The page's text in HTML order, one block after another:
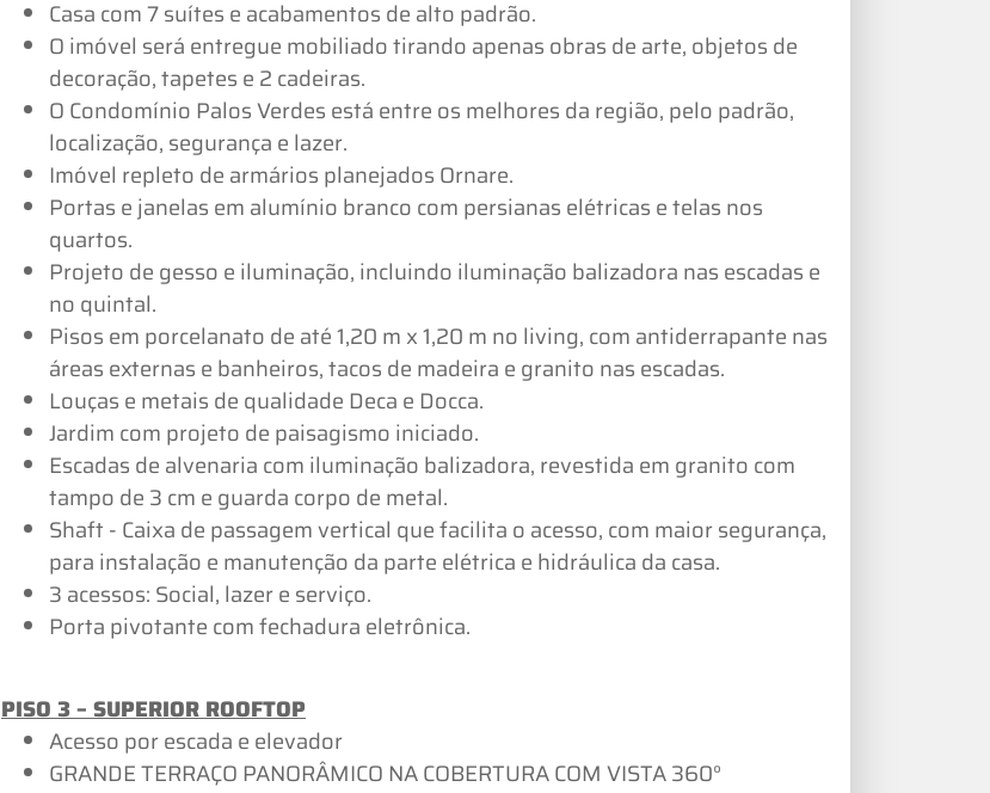
Casa com 7 suítes e acabamentos de alto padrão.
O imóvel será entregue mobiliado tirando apenas obras de arte, objetos de
decoração, tapetes e 2 cadeiras.
O Condomínio Palos Verdes está entre os melhores da região, pelo padrão,
localização, segurança e lazer.
Imóvel repleto de armários planejados Ornare.
Portas e janelas em alumínio branco com persianas elétricas e telas nos
quartos.
Projeto de gesso e iluminação, incluindo iluminação balizadora nas escadas e
no quintal.
Pisos em porcelanato de até 1,20 m x 1,20 m no living, com antiderrapante nas
áreas externas e banheiros, tacos de madeira e granito nas escadas.
Louças e metais de qualidade Deca e Docca.
Jardim com projeto de paisagismo iniciado.
Escadas de alvenaria com iluminação balizadora, revestida em granito com
tampo de 3 cm e guarda corpo de metal.
Shaft - Caixa de passagem vertical que facilita o acesso, com maior segurança,
para instalação e manutenção da parte elétrica e hidráulica da casa.
3 acessos: Social, lazer e serviço.
Porta pivotante com fechadura eletrônica.
PISO 3 – SUPERIOR ROOFTOP
Acesso por escada e elevador
GRANDE TERRAÇO PANORÂMICO NA COBERTURA COM VISTA 360°